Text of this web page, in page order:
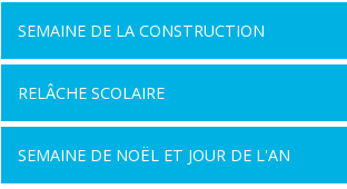
SEMAINE DE LA CONSTRUCTION
RELÂCHE SCOLAIRE
SEMAINE DE NOËL ET JOUR DE L'AN